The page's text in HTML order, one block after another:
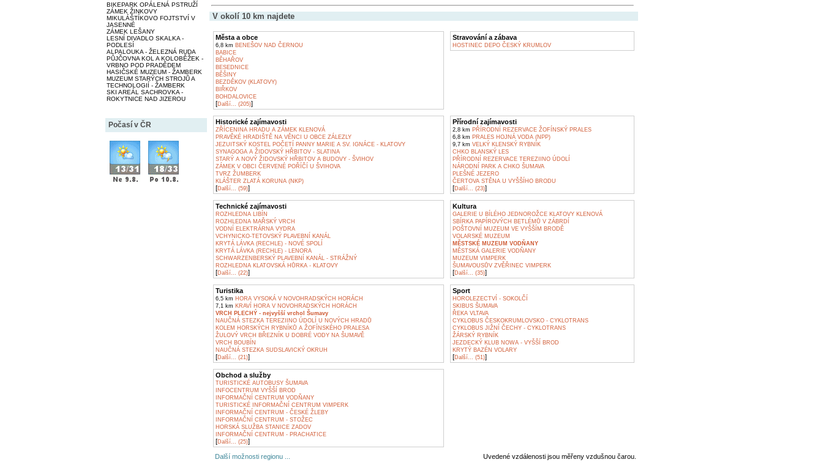
BIKEPARK OPÁLENÁ PSTRUŽÍ
ZÁMEK ŽINKOVY
MIKULÁŠTÍKOVO FOJTSTVÍ V
JASENNÉ
ZÁMEK LEŠANY
LESNÍ DIVADLO SKALKA -
PODLESÍ
ALPALOUKA - ŽELEZNÁ RUDA
PŮJČOVNA KOL A KOLOBĚŽEK -
VRBNO POD PRADĚDEM
HASIČSKÉ MUZEUM - ŽAMBERK
MUZEUM STARÝCH STROJŮ A
TECHNOLOGIÍ - ŽAMBERK
SKI AREÁL SACHROVKA -
ROKYTNICE NAD JIZEROU
Počasí v ČR
V okolí 10 km najdete
Města a obce
6,8 km BENEŠOV NAD ČERNOU
BABICE
BĚHAŘOV
BESEDNICE
BĚŠINY
BEZDĚKOV (KLATOVY)
BIŘKOV
BOHDALOVICE
[Další... (205)]
Stravování a zábava
HOSTINEC DEPO ČESKÝ KRUMLOV
Historické zajímavosti
ZŘÍCENINA HRADU A ZÁMEK KLENOVÁ
PRAVĚKÉ HRADIŠTĚ NA VĚNCI U OBCE ZÁLEZLY
JEZUITSKÝ KOSTEL POČETÍ PANNY MARIE A SV. IGNÁCE - KLATOVY
SYNAGOGA A ŽIDOVSKÝ HŘBITOV - SLATINA
STARÝ A NOVÝ ŽIDOVSKÝ HŘBITOV A BUDOVY - ŠVIHOV
ZÁMEK V OBCI ČERVENÉ POŘÍČÍ U ŠVIHOVA
TVRZ ŽUMBERK
KLÁŠTER ZLATÁ KORUNA (NKP)
[Další... (59)]
Přírodní zajímavosti
2,8 km PŘÍRODNÍ REZERVACE ŽOFÍNSKÝ PRALES
6,8 km PRALES HOJNÁ VODA (NPP)
9,7 km VELKÝ KLENSKÝ RYBNÍK
CHKO BLANSKÝ LES
PŘÍRODNÍ REZERVACE TEREZIINO ÚDOLÍ
NÁRODNÍ PARK A CHKO ŠUMAVA
PLEŠNÉ JEZERO
ČERTOVA STĚNA U VYŠŠÍHO BRODU
[Další... (23)]
Technické zajímavosti
ROZHLEDNA LIBÍN
ROZHLEDNA MAŘSKÝ VRCH
VODNÍ ELEKTRÁRNA VYDRA
VCHYNICKO-TETOVSKÝ PLAVEBNÍ KANÁL
KRYTÁ LÁVKA (RECHLE) - NOVÉ SPOLÍ
KRYTÁ LÁVKA (RECHLE) - LENORA
SCHWARZENBERSKÝ PLAVEBNÍ KANÁL - STRÁŽNÝ
ROZHLEDNA KLATOVSKÁ HŮRKA - KLATOVY
[Další... (22)]
Kultura
GALERIE U BÍLÉHO JEDNOROŽCE KLATOVY KLENOVÁ
SBÍRKA PAPÍROVÝCH BETLÉMŮ V ZÁBRDÍ
POŠTOVNÍ MUZEUM VE VYŠŠÍM BRODĚ
VOLARSKÉ MUZEUM
MĚSTSKÉ MUZEUM VODŇANY
MĚSTSKÁ GALERIE VODŇANY
MUZEUM VIMPERK
ŠUMAVOUSŮV ZVĚŘINEC VIMPERK
[Další... (35)]
Turistika
6,5 km HORA VYSOKÁ V NOVOHRADSKÝCH HORÁCH
7,1 km KRAVÍ HORA V NOVOHRADSKÝCH HORÁCH
VRCH PLECHÝ - nejvyšší vrchol Šumavy
NAUČNÁ STEZKA TEREZIINO ÚDOLÍ U NOVÝCH HRADŮ
KOLEM HORSKÝCH RYBNÍKŮ A ŽOFÍNSKÉHO PRALESA
ŽULOVÝ VRCH BŘEZNÍK U DOBRÉ VODY NA ŠUMAVĚ
VRCH BOUBÍN
NAUČNÁ STEZKA SUDSLAVICKÝ OKRUH
[Další... (21)]
Sport
HOROLEZECTVÍ - SOKOLČÍ
SKIBUS ŠUMAVA
ŘEKA VLTAVA
CYKLOBUS ČESKOKRUMLOVSKO - CYKLOTRANS
CYKLOBUS JIŽNÍ ČECHY - CYKLOTRANS
ŽÁRSKÝ RYBNÍK
JEZDECKÝ KLUB NOWA - VYŠŠÍ BROD
KRYTÝ BAZÉN VOLARY
[Další... (51)]
Obchod a služby
TURISTICKÉ AUTOBUSY ŠUMAVA
INFOCENTRUM VYŠŠÍ BROD
INFORMAČNÍ CENTRUM VODŇANY
TURISTICKÉ INFORMAČNÍ CENTRUM VIMPERK
INFORMAČNÍ CENTRUM - ČESKÉ ŽLEBY
INFORMAČNÍ CENTRUM - STOŽEC
HORSKÁ SLUŽBA STANICE ZADOV
INFORMAČNÍ CENTRUM - PRACHATICE
[Další... (25)]
Další možnosti regionu ... Uvedené vzdálenosti jsou měřeny vzdušnou čarou.